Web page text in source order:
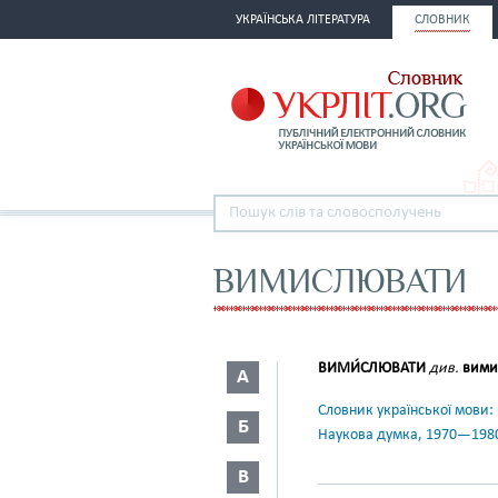
УКРАЇНСЬКА ЛІТЕРАТУРА СЛОВНИК
ВИМИСЛЮВАТИ
А
Б
В
ВИМИ́СЛЮВАТИ див.
Словник української
Наукова думка,